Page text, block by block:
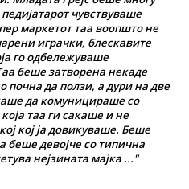
чувствуваше
маркетот таа воопшто не
играчки, блескавите
го одбележуваше
беше затворена некаде
почна да ползи, а дури на две
да комуницираше со
таа ги сакаше и не
кој ја довикуваше. Беше
беше девојче со типична
нејзината мајка ..."